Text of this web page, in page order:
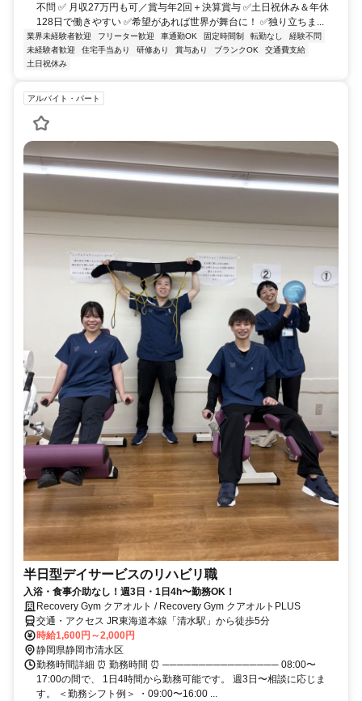
不問 ✅ 月収27万円も可／賞与年2回＋決算賞与 ✅土日祝休み＆年休
128日で働きやすい ✅希望があれば世界が舞台に！ ✅独り立ちま...
業界未経験者歓迎 フリーター歓迎 車通勤OK 固定時間制 転勤なし
経験不問
未経験者歓迎
住宅手当あり 研修あり 賞与あり ブランクOK
交通費支給
土日祝休み
アルバイト・パート
半日型デイサービスのリハビリ職
入浴・食事介助なし！週3日・1日4h〜勤務OK！
Recovery Gym クアオルト / Recovery Gym クアオルトPLUS
交通・アクセス JR東海道本線「清水駅」から徒歩5分
時給1,600円～2,000円
静岡県静岡市清水区
勤務時間詳細 ⏰ 勤務時間 ⏰ ──────────────── 08:00〜
17:00の間で、 1日4時間から勤務可能です。 週3日〜相談に応じま
す。 ＜勤務シフト例＞ ・09:00〜16:00 ...